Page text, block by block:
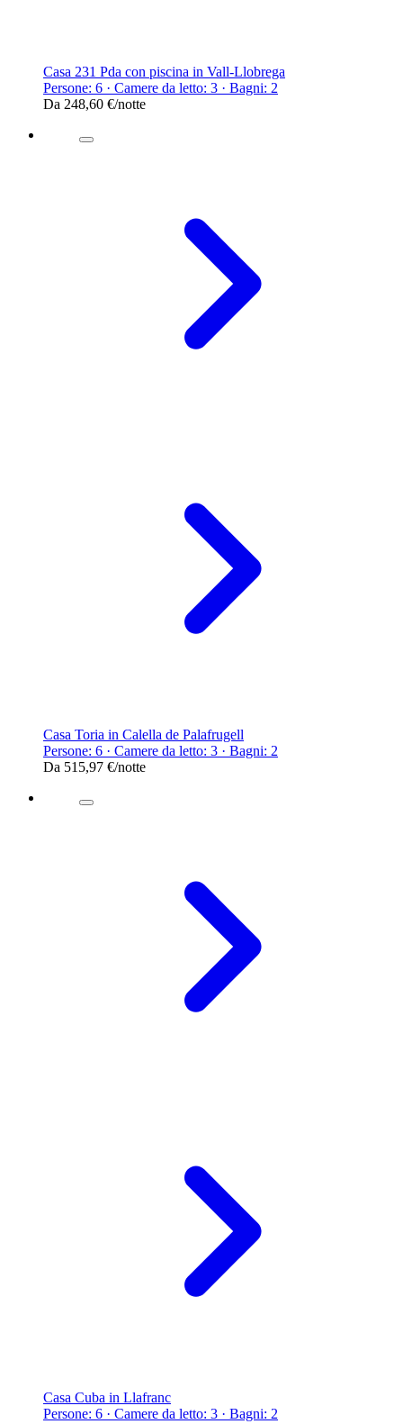
Casa 231 Pda con piscina in Vall-Llobrega
Persone: 6 · Camere da letto: 3 · Bagni: 2
Da 248,60 €/notte
Casa Toria in Calella de Palafrugell
Persone: 6 · Camere da letto: 3 · Bagni: 2
Da 515,97 €/notte
Casa Cuba in Llafranc
Persone: 6 · Camere da letto: 3 · Bagni: 2